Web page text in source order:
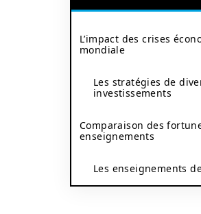
L’impact des crises
mondiale
Les stratégies de
investissements
Comparaison des
enseignements
Les enseignements